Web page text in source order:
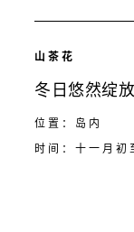
山茶花
冬日悠然绽
位置：岛内
时间：十一月初